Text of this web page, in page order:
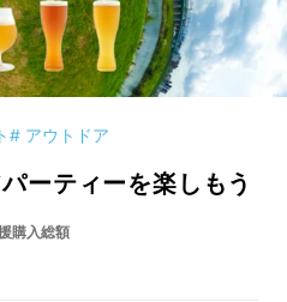
# アウトドア
ーティーを楽しもう
購入総額